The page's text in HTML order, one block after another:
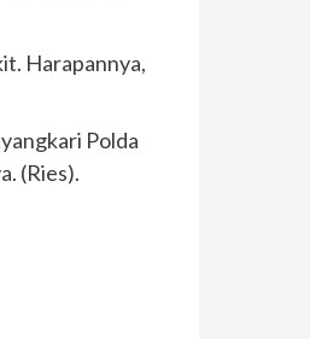
Harapannya,
Polda
(Ries).